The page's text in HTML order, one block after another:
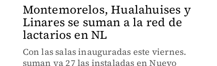
Montemorelos, Hualahuises y
Linares se suman a la red de
lactarios en NL
Con las salas inauguradas este viernes.
suman ya 27 las instaladas en Nuevo